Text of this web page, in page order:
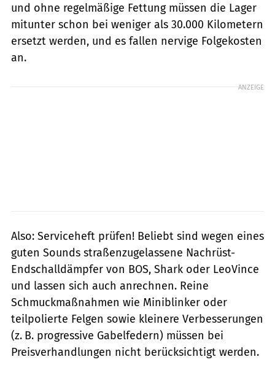
und ohne regelmäßige Fettung müssen die Lager
mitunter schon bei weniger als 30.000 Kilometern
ersetzt werden, und es fallen nervige Folgekosten
an.
ANZEIGE
Also: Serviceheft prüfen! Beliebt sind wegen eines
guten Sounds straßenzugelassene Nachrüst-
Endschalldämpfer von BOS, Shark oder LeoVince
und lassen sich auch anrechnen. Reine
Schmuckmaßnahmen wie Miniblinker oder
teilpolierte Felgen sowie kleinere Verbesserungen
(z. B. progressive Gabelfedern) müssen bei
Preisverhandlungen nicht berücksichtigt werden.